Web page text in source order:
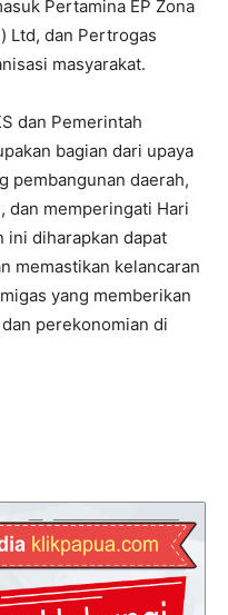
Pertamina EP Zona
Ltd, dan Pertrogas
masyarakat.
dan Pemerintah
bagian dari upaya
pembangunan daerah,
dan memperingati Hari
ini diharapkan dapat
memastikan kelancaran
yang memberikan
perekonomian di